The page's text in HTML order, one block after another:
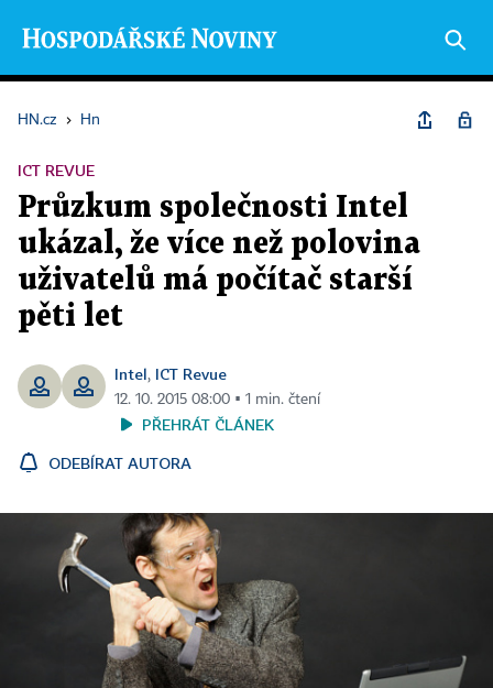
HN.cz › Hn
ICT REVUE
Průzkum společnosti Intel
ukázal, že více než polovina
uživatelů má počítač starší
pěti let
Intel, ICT Revue
12. 10. 2015 08:00 ▪ 1 min. čtení
PŘEHRÁT ČLÁNEK
ODEBÍRAT AUTORA